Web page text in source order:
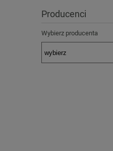
Producenci
Wybierz producenta